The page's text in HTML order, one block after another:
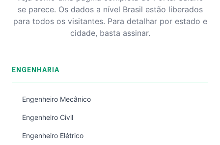
se parece. Os dados a nível Brasil estão liberados
para todos os visitantes. Para detalhar por estado e
cidade, basta assinar.
ENGENHARIA
Engenheiro Mecânico
Engenheiro Civil
Engenheiro Elétrico